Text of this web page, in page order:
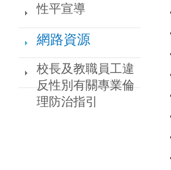
性平宣導
網路資源
校長及教職員工違
反性別有關專業倫
理防治指引